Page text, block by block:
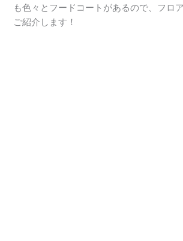
も色々とフードコートがあるので、フロ
ご紹介します！